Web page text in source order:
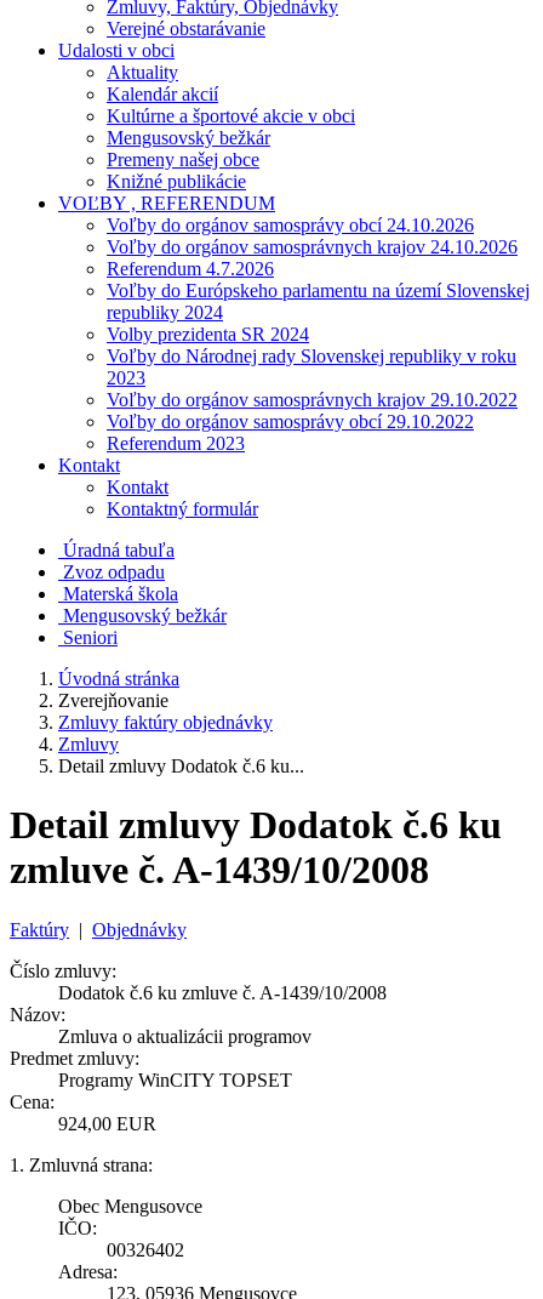
Zmluvy, Faktúry, Objednávky
Verejné obstarávanie
Udalosti v obci
Aktuality
Kalendár akcií
Kultúrne a športové akcie v obci
Mengusovský bežkár
Premeny našej obce
Knižné publikácie
VOĽBY , REFERENDUM
Voľby do orgánov samosprávy obcí 24.10.2026
Voľby do orgánov samosprávnych krajov 24.10.2026
Referendum 4.7.2026
Voľby do Európskeho parlamentu na území Slovenskej
republiky 2024
Volby prezidenta SR 2024
Voľby do Národnej rady Slovenskej republiky v roku
2023
Voľby do orgánov samosprávnych krajov 29.10.2022
Voľby do orgánov samosprávy obcí 29.10.2022
Referendum 2023
Kontakt
Kontakt
Kontaktný formulár
Úradná tabuľa
Zvoz odpadu
Materská škola
Mengusovský bežkár
Seniori
Úvodná stránka
Zverejňovanie
Zmluvy faktúry objednávky
Zmluvy
Detail zmluvy Dodatok č.6 ku...
Detail zmluvy Dodatok č.6 ku
zmluve č. A-1439/10/2008
Faktúry | Objednávky
Číslo zmluvy:
Dodatok č.6 ku zmluve č. A-1439/10/2008
Názov:
Zmluva o aktualizácii programov
Predmet zmluvy:
Programy WinCITY TOPSET
Cena:
924,00 EUR
1. Zmluvná strana:
Obec Mengusovce
IČO:
00326402
Adresa:
123, 05936 Mengusovce